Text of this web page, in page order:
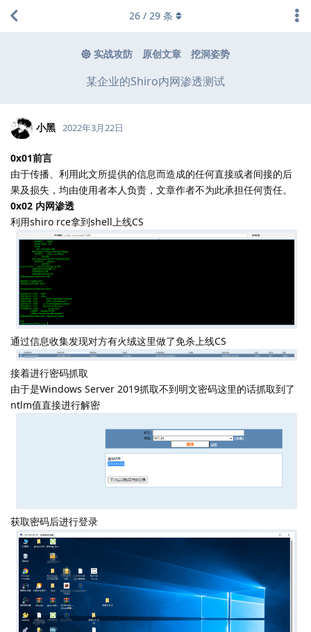
实战攻防 原创文章 挖洞姿势
某企业的Shiro内网渗透测试
26 / 29 条
小黑 2022年3月22日
0x01前言
由于传播、利用此文所提供的信息而造成的任何直接或者间接的后
果及损失，均由使用者本人负责，文章作者不为此承担任何责任。
0x02 内网渗透
利用shiro rce拿到shell上线CS
通过信息收集发现对方有火绒这里做了免杀上线CS
接着进行密码抓取
由于是Windows Server 2019抓取不到明文密码这里的话抓取到了
ntlm值直接进行解密
获取密码后进行登录